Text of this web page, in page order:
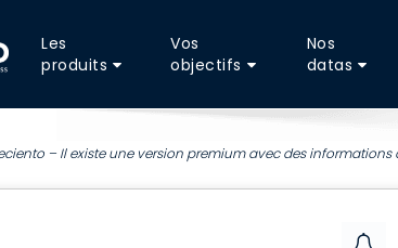
Les
produits
Vos
objectifs
Nos
datas
– Il existe une version premium avec des